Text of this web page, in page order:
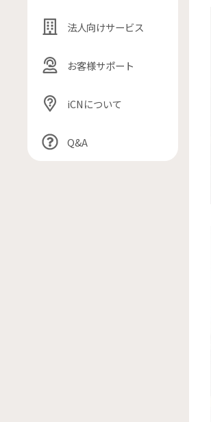
法人向けサービス
お客様サポート
iCNについて
Q&A